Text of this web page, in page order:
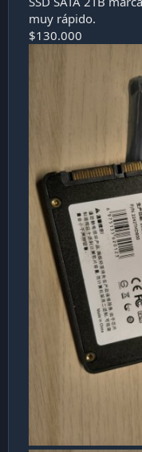
muy rápido.
$130.000